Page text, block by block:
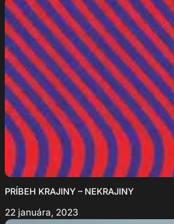
PRÍBEH KRAJINY – NEKRAJINY
22 januára, 2023